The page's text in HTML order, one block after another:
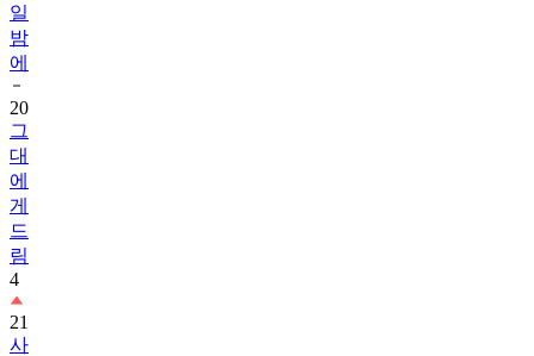
일
밤
에
20
그
대
에
게
드
림
4
21
사